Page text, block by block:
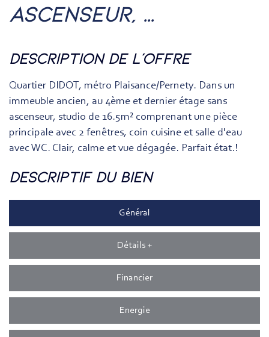
ascenseur, ...
description de l'offre
Quartier DIDOT, métro Plaisance/Pernety. Dans un
immeuble ancien, au 4ème et dernier étage sans
ascenseur, studio de 16.5m² comprenant une pièce
principale avec 2 fenêtres, coin cuisine et salle d'eau
avec WC. Clair, calme et vue dégagée. Parfait état.!
descriptif du bien
Général
Détails +
Financier
Energie